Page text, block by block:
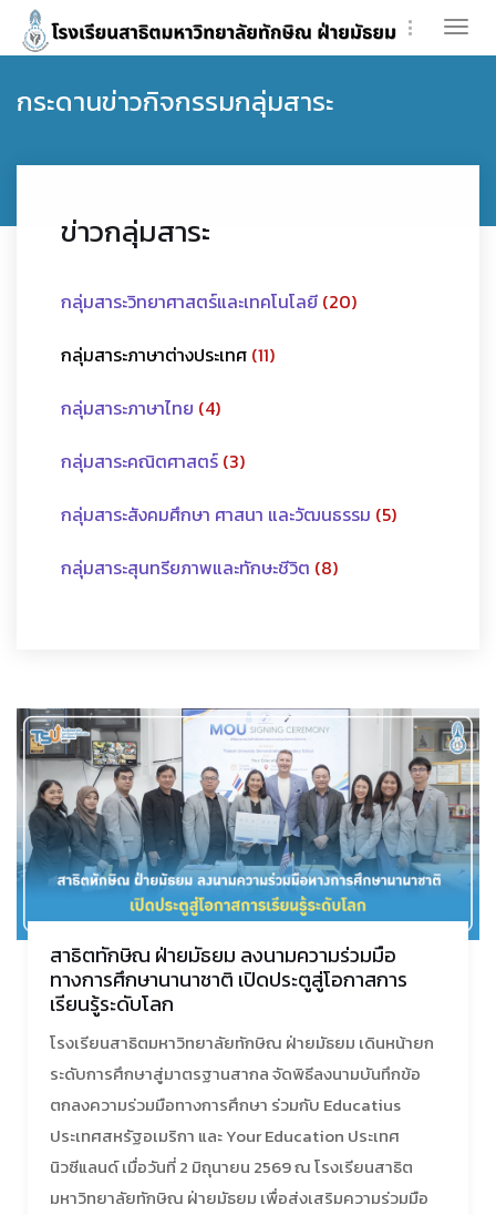
กระดานข่าวกิจกรรมกลุ่มสาระ
ข่าวกลุ่มสาระ
กลุ่มสาระวิทยาศาสตร์และเทคโนโลยี (20)
กลุ่มสาระภาษาต่างประเทศ (11)
กลุ่มสาระภาษาไทย (4)
กลุ่มสาระคณิตศาสตร์ (3)
กลุ่มสาระสังคมศึกษา ศาสนา และวัฒนธรรม (5)
กลุ่มสาระสุนทรียภาพและทักษะชีวิต (8)
สาธิตทักษิณ ฝ่ายมัธยม ลงนามความร่วมมือ
ทางการศึกษานานาชาติ เปิดประตูสู่โอกาสการ
เรียนรู้ระดับโลก
โรงเรียนสาธิตมหาวิทยาลัยทักษิณ ฝ่ายมัธยม เดินหน้ายก
ระดับการศึกษาสู่มาตรฐานสากล จัดพิธีลงนามบันทึกข้อ
ตกลงความร่วมมือทางการศึกษา ร่วมกับ Educatius
ประเทศสหรัฐอเมริกา และ Your Education ประเทศ
นิวซีแลนด์ เมื่อวันที่ 2 มิถุนายน 2569 ณ โรงเรียนสาธิต
มหาวิทยาลัยทักษิณ ฝ่ายมัธยม เพื่อส่งเสริมความร่วมมือ